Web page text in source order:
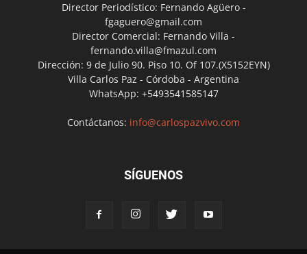
Director Periodístico: Fernando Agüero -
fgaguero@gmail.com
Director Comercial: Fernando Villa -
fernando.villa@fmazul.com
Dirección: 9 de Julio 90. Piso 10. Of 107.(X5152EYN)
Villa Carlos Paz - Córdoba - Argentina
WhatsApp: +5493541585147
Contáctanos: info@carlospazvivo.com
SÍGUENOS